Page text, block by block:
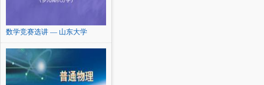
数学竞赛选讲 — 山东大学